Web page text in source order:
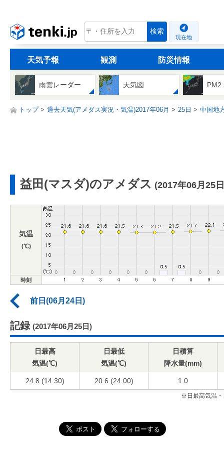
tenki.jp 検索
現在地
天気予報 観測 防災情報
雨雲レーダー 天気図
トップ 過去天気(アメダス実況・気温)2017年06月 25日 中国地
益田(マスダ)のアメダス (2017年06月25
気温
(℃)
時刻
前日(06月24日)
記録 (2017年06月25日)
日最高
気温(℃)
日最低
気温(℃)
日積算
降水量(mm)
24.8 (14:30) 20.6 (24:00) 1.0
※日最高気温・